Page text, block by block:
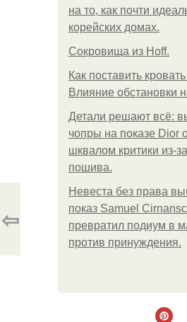
на то, как почти
корейских домах.
Сокровища из Hoff.
Как поставить
Влияние обстановки
Детали решают всё:
чопры на показе Dior
шквалом критики из-
пошива.
Невеста без права
показ Samuel
превратил подиум в
против принуждения.
⇦